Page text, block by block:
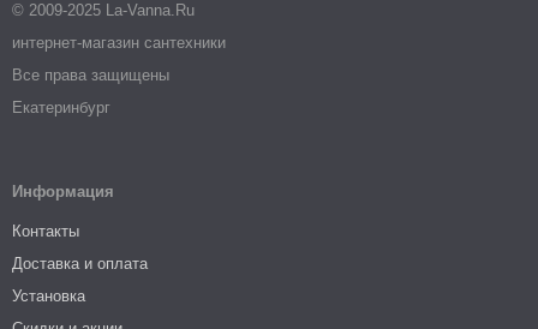
© 2009-2025 La-Vanna.Ru
интернет-магазин сантехники
Все права защищены
Екатеринбург
Информация
Контакты
Доставка и оплата
Установка